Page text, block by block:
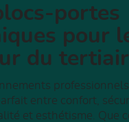
portes
pour
du
entre confort,
et esthétisme. Que